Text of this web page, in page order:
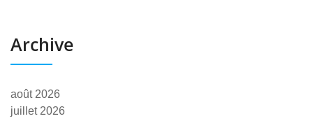
Archive
août 2026
juillet 2026